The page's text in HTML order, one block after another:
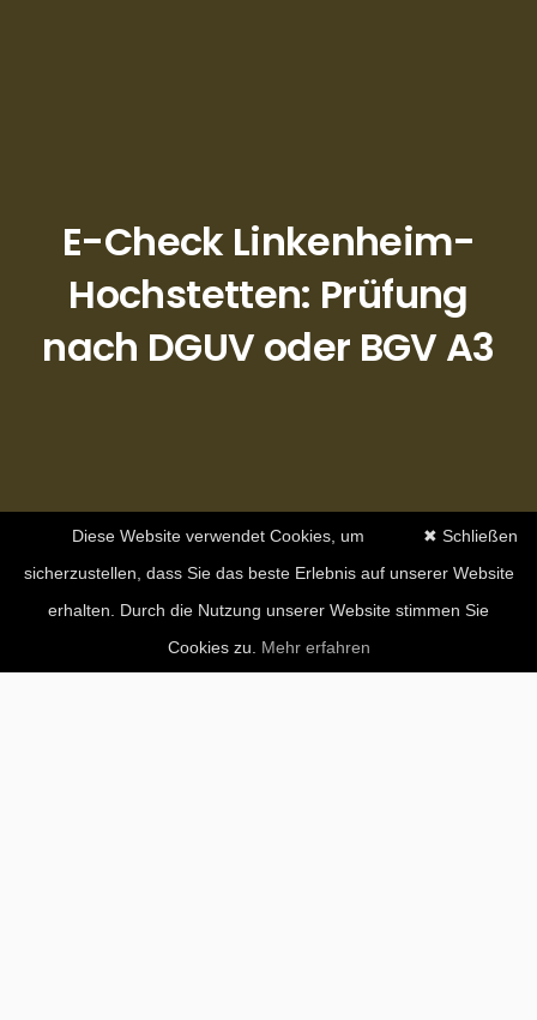
E-Check Linkenheim-
Hochstetten: Prüfung
nach DGUV oder BGV A3
✖ Schließen
Diese Website verwendet Cookies, um
sicherzustellen, dass Sie das beste Erlebnis auf unserer Website
erhalten. Durch die Nutzung unserer Website stimmen Sie
Cookies zu. Mehr erfahren